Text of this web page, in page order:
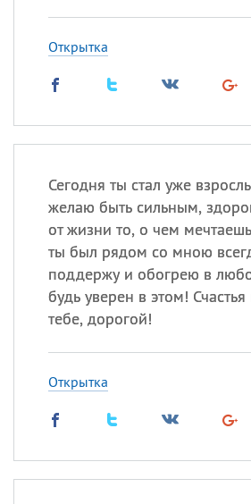
Открытка
Сегодня ты стал уже
желаю быть сильным,
от жизни то, о чем
ты был рядом со мною
поддержу и обогрею в
будь уверен в этом!
тебе, дорогой!
Открытка
Сегодня
Еще